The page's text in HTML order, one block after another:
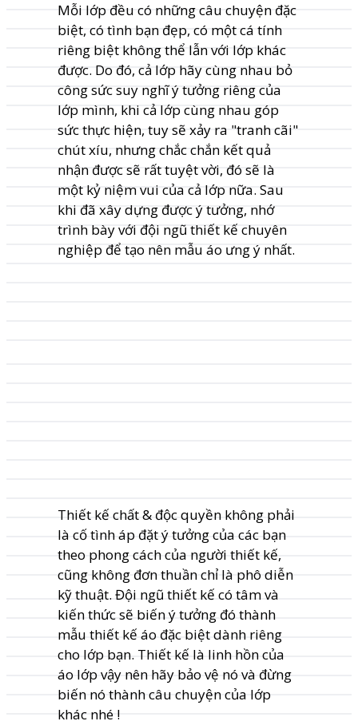
Mỗi lớp đều có những câu chuyện đặc
biệt, có tình bạn đẹp, có một cá tính
riêng biệt không thể lẫn với lớp khác
được. Do đó, cả lớp hãy cùng nhau bỏ
công sức suy nghĩ ý tưởng riêng của
lớp mình, khi cả lớp cùng nhau góp
sức thực hiện, tuy sẽ xảy ra "tranh cãi"
chút xíu, nhưng chắc chắn kết quả
nhận được sẽ rất tuyệt vời, đó sẽ là
một kỷ niệm vui của cả lớp nữa. Sau
khi đã xây dựng được ý tưởng, nhớ
trình bày với đội ngũ thiết kế chuyên
nghiệp để tạo nên mẫu áo ưng ý nhất.
Thiết kế chất & độc quyền không phải
là cố tình áp đặt ý tưởng của các bạn
theo phong cách của người thiết kế,
cũng không đơn thuần chỉ là phô diễn
kỹ thuật. Đội ngũ thiết kế có tâm và
kiến thức sẽ biến ý tưởng đó thành
mẫu thiết kế áo đặc biệt dành riêng
cho lớp bạn. Thiết kế là linh hồn của
áo lớp vậy nên hãy bảo vệ nó và đừng
biến nó thành câu chuyện của lớp
khác nhé !